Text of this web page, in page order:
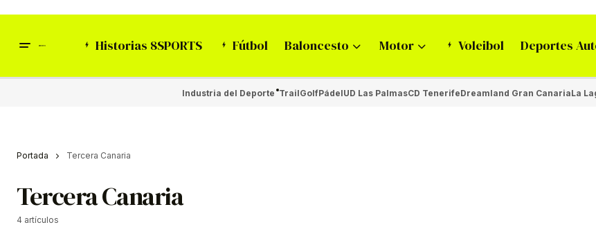
Historias 8SPORTS Fútbol Baloncesto Motor Voleibol Deportes
Industria del Deporte TrailGolfPádelUD Las PalmasCD TenerifeDreamland Gran CanariaLa
Portada Tercera Canaria
Tercera Canaria
4 artículos